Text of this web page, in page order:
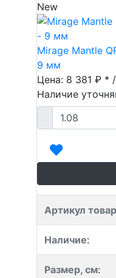
New
Mirage Mantle
9 мм
Цена: 8 381 ₽ *
Наличие
Артикул
Наличие:
Размер, см: